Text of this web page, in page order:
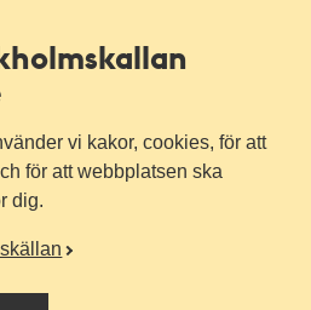
vi kakor, cookies, för att
för att webbplatsen ska
dig.